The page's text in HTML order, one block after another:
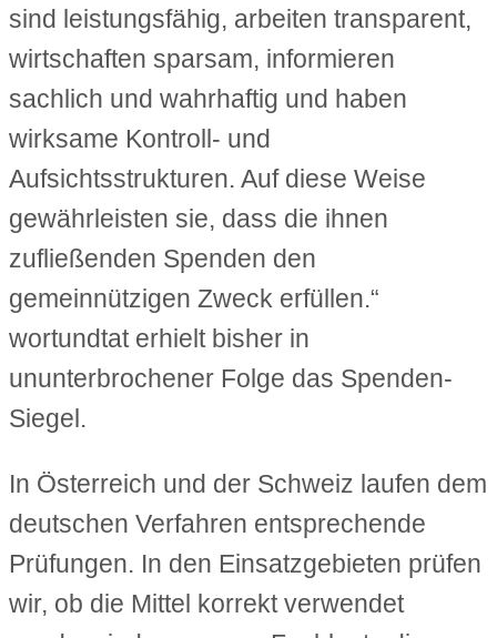
sind leistungsfähig, arbeiten transparent,
wirtschaften sparsam, informieren
sachlich und wahrhaftig und haben
wirksame Kontroll- und
Aufsichtsstrukturen. Auf diese Weise
gewährleisten sie, dass die ihnen
zufließenden Spenden den
gemeinnützigen Zweck erfüllen.“
wortundtat erhielt bisher in
ununterbrochener Folge das Spenden-
Siegel.
In Österreich und der Schweiz laufen dem
deutschen Verfahren entsprechende
Prüfungen. In den Einsatzgebieten prüfen
wir, ob die Mittel korrekt verwendet